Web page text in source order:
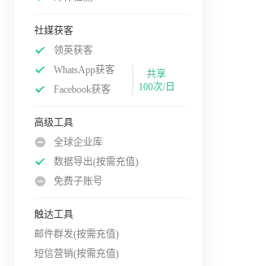
社媒获客
领英获客
WhatsApp获客
Facebook获客
共享
100次/日
高级工具
全球企业库
数据导出(按需充值)
免费子账号
触达工具
邮件群发(按需充值)
短信营销(按需充值)